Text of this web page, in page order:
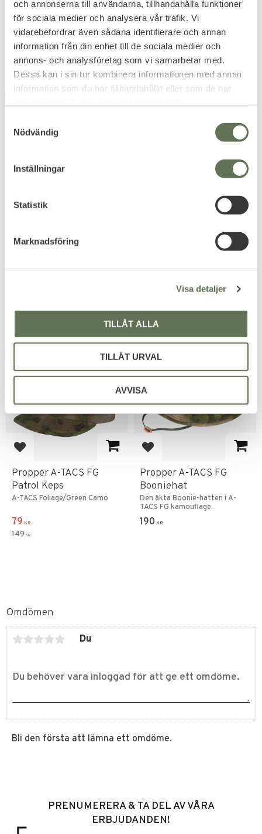
och annonserna till användarna, tillhandahålla funktioner
för sociala medier och analysera vår trafik. Vi
vidarebefordrar även sådana identifierare och annan
information från din enhet till de sociala medier och
annons- och analysföretag som vi samarbetar med.
Dessa kan i sin tur kombinera informationen med annan
information som du har tillhandahållit eller som de har
Nödvändig
Inställningar
Statistik
Marknadsföring
Visa detaljer
TILLÅT ALLA
TILLÅT URVAL
AVVISA
Omdömen
Du
Bli den första att lämna ett omdöme.
397
795
299
895
Den äkta Patrol Cap i A-TACS
79
47%
Lägg till i favoriter
Propper BDU Byxa
Woodland Ripstop
För ultimat hållbarhet byxorna
är förstärkta i baken & knän.
499
29%
Lägg till i favoriter
Propper A-TACS FG
Patrol Keps
A-TACS Foliage/Green Camo
79 KR
149 KR
47%
Lägg till i favoriter
Propper A-TACS FG
Booniehat
Den äkta Boonie-hatten i A-
TACS FG kamouflage.
190 KR
UTGÅENDE
PRENUMERERA & TA DEL AV VÅRA
ERBJUDANDEN!